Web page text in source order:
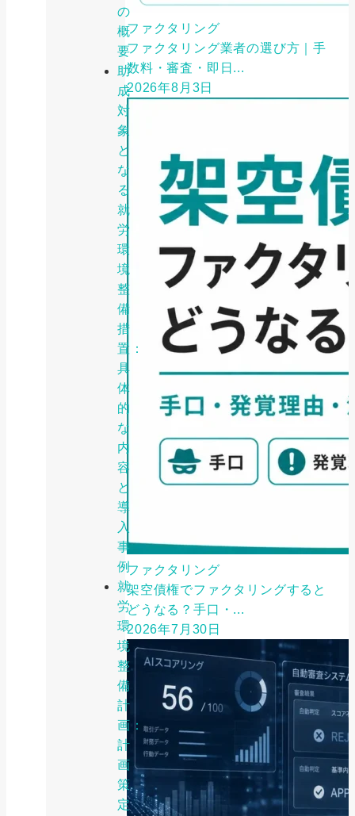
の
概
要
助
成
対
象
と
な
る
就
労
環
境
整
備
措
置：
具
体
的
な
内
容
と
導
入
事
例
就
労
環
境
整
備
計
画：
計
画
策
定
ファクタリング
ファクタリング業者の選び方｜手
数料・審査・即日...
2026年8月3日
ファクタリング
架空債権でファクタリングすると
どうなる？手口・...
2026年7月30日